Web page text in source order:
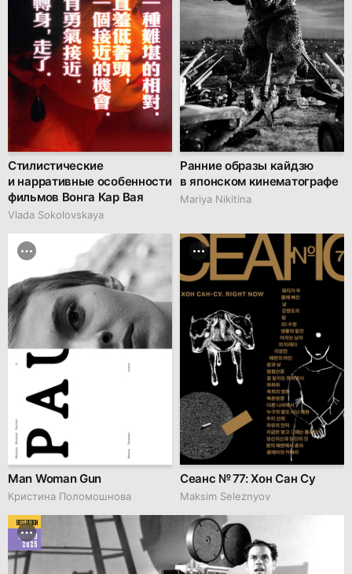
Стилистические
и нарративные особенности
фильмов Вонга Кар Вая
Vlada Sokolovskaya
Ранние образы кайдзю
в японском кинематографе
Mariya Nikitina
Man Woman Gun
Кристина Поломошнова
BEST DESIGN
MARCH
2025
Сеанс № 77: Хон Сан Су
Maksim Seleznyov